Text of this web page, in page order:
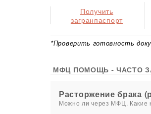
Получить
загранпаспорт
*Проверить готовность
МФЦ ПОМОЩЬ - ЧАСТО
Расторжение брака
Можно ли через МФЦ. Какие